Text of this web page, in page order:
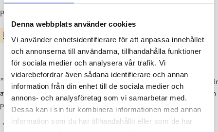
Denna webbplats använder cookies
Vi använder enhetsidentifierare för att anpassa innehållet
och annonserna till användarna, tillhandahålla funktioner
för sociala medier och analysera vår trafik. Vi
vidarebefordrar även sådana identifierare och annan
information från din enhet till de sociala medier och
annons- och analysföretag som vi samarbetar med.
Dessa kan i sin tur kombinera informationen med annan
information som du har tillhandahållit eller som de har
Publicerad : 02.12.2025
KATARINASKOLANS BLOGG
”Det känns spännande men också typ lite skrämmande. En bra sak är
att vi har slöjd och musik i högis redan nu så att man känner lite igen
platserna.”
”Jag vill typ bli i lågstadiet men på sätt och vis vill jag också fara till